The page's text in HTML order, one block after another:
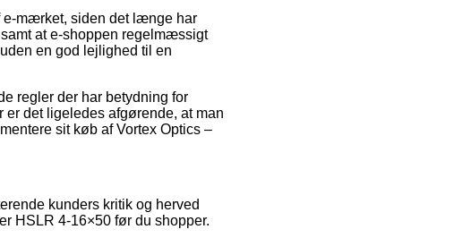
e-mærket, siden det længe har
at e-shoppen regelmæssigt
en god lejlighed til en
regler der har betydning for
er det ligeledes afgørende, at man
sit køb af Vortex Optics –
kunders kritik og herved
HSLR 4-16×50 før du shopper.